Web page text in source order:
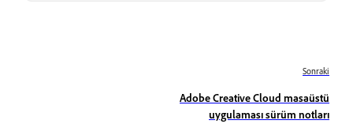
Sonraki
Adobe Creative Cloud masaüstü
uygulaması sürüm notları